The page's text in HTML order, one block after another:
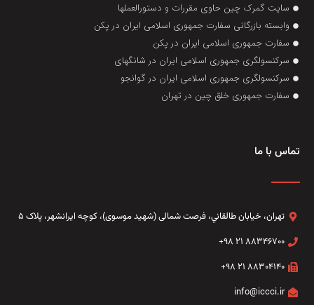
سایت گمرک چین حاوی مقررات و دستورالعملها
وابسته بازرگانی سفارت جمهوری اسلامی ایران در پکن
سفارت جمهوری اسلامی ایران در پکن
سرکنسولگری جمهوری اسلامی ایران در شانگهای
سرکنسولگری جمهوری اسلامی ایران در گوانجو
سفارت جمهوری خلق چین در تهران
تماس با ما
تهران، خيابان طالقاني،‌ فرصت شمالی (شهید موسوی)، کوچه ایرانشهر، پلاک ۵
۸۸۳۴۶۷۰۰ ۲۱ ۹۸+
۸۸۳۰۴۱۴۰ ۲۱ ۹۸+
info@iccci.ir